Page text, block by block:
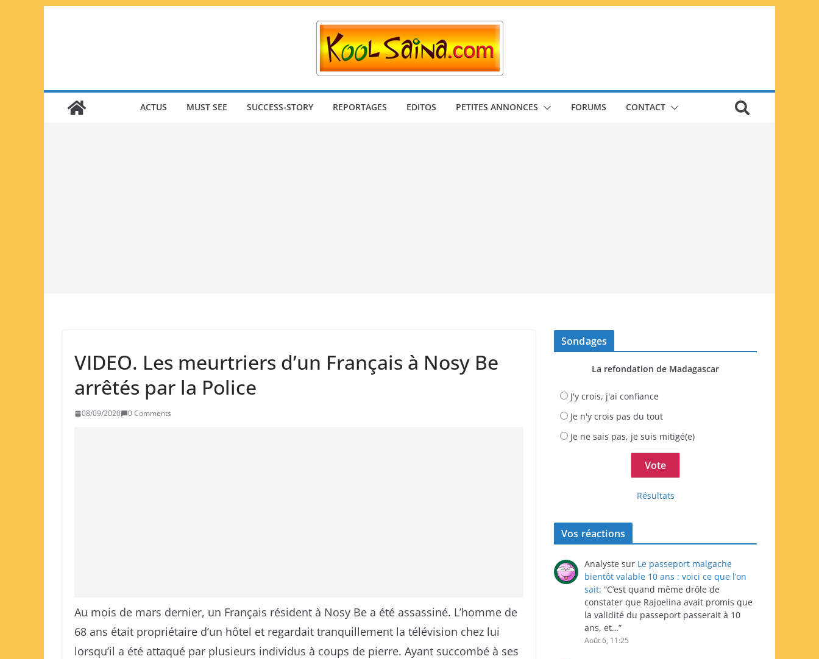
ACTUS MUST SEE SUCCESS-STORY REPORTAGES EDITOS PETITES ANNONCES FORUMS CONTACT
VIDEO. Les meurtriers d’un Français à Nosy Be
arrêtés par la Police
08/09/2020 0 Comments
Au mois de mars dernier, un Français résident à Nosy Be a été assassiné. L’homme de
68 ans était propriétaire d’un hôtel et regardait tranquillement la télévision chez lui
lorsqu’il a été attaqué par plusieurs individus à coups de pierre. Ayant succombé à ses
Sondages
La refondation de Madagascar
J'y crois, j'ai confiance
Je n'y crois pas du tout
Je ne sais pas, je suis mitigé(e)
Résultats
Vos réactions
Analyste sur Le passeport malgache
bientôt valable 10 ans : voici ce que l’on
sait: “C’est quand même drôle de
constater que Rajoelina avait promis que
la validité du passeport passerait à 10
ans, et…”
Août 6, 11:25